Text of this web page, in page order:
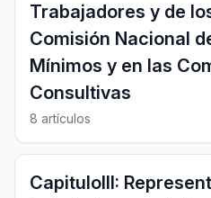
Trabajadores y de
Comisión Nacional
Mínimos y en las
Consultivas
8 artículos
CapituloIII: